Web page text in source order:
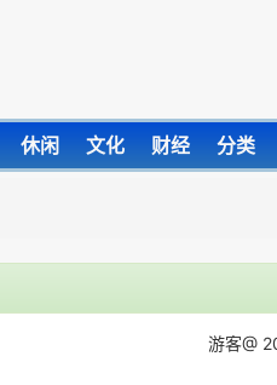
休闲 文化 财经 分类
游客@